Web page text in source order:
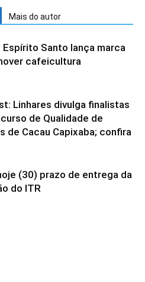
Mais do autor
Espírito Santo lança marca
cafeicultura
Linhares divulga finalistas
de Qualidade de
de Cacau Capixaba; confira
(30) prazo de entrega da
do ITR